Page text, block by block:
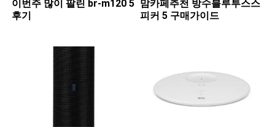
이번주 많이 팔린 ​br-m120 5
후기
맘카페추천 ​방수블루투스스
피커 5 구매가이드